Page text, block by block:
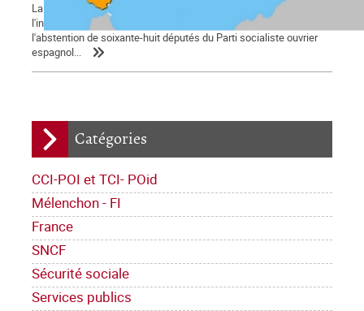
Catégories
CCI-POI et TCI- POid
Mélenchon - FI
France
SNCF
Sécurité sociale
Services publics
La crise politique de l'État espagnol monte d'un cran avec
l'investiture du président sortant, Mariano Rajoy, grâce à
l'abstention de soixante-huit députés du Parti socialiste ouvrier
espagnol...